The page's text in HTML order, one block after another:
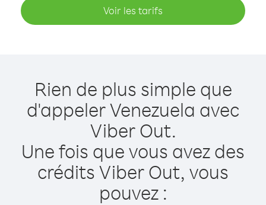
Voir les tarifs
Rien de plus simple que
d'appeler Venezuela avec
Viber Out.
Une fois que vous avez des
crédits Viber Out, vous
pouvez :